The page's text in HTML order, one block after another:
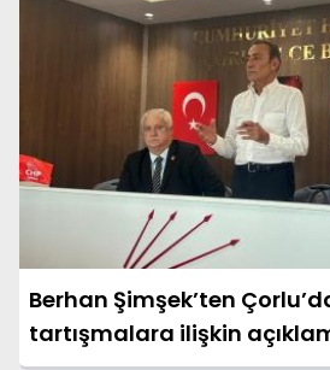
Berhan Şimşek’ten
tartışmalara ilişkin